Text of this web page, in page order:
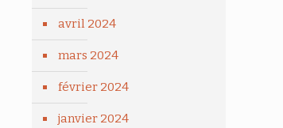
avril 2024
mars 2024
février 2024
janvier 2024